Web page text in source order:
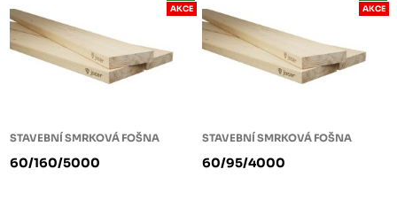
STAVEBNÍ SMRKOVÁ FOŠNA
60/160/5000
AKCE
STAVEBNÍ SMRKOVÁ FOŠNA
60/95/4000
AKCE